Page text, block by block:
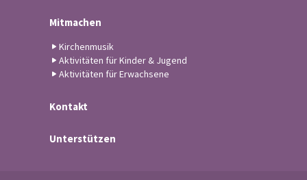
Mitmachen
Kirchenmusik
Aktivitäten für Kinder & Jugend
Aktivitäten für Erwachsene
Kontakt
Unterstützen